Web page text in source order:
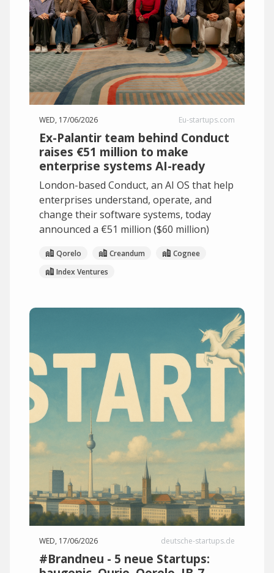
WED, 17/06/2026 Eu-startups.com
Ex-Palantir team behind Conduct
raises €51 million to make
enterprise systems AI-ready
London-based Conduct, an AI OS that help
enterprises understand, operate, and
change their software systems, today
announced a €51 million ($60 million)
Qorelo Creandum
Cognee
Index Ventures
WED, 17/06/2026 deutsche-startups.de
#Brandneu - 5 neue Startups: